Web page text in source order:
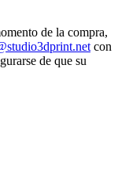
de la compra,
con
de que su